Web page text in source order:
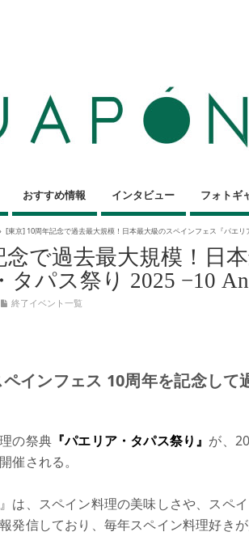
おすすめ情報 インタビュー フォトギ
[東京] 10周年記念で過去最大規模！日本最大級のスペインフェス『パエ
念で過去最大規模！日
パス祭り 2025 −10
終了イベント一覧
インフェス 10周年を記念して
の祭典 『パエリア・タパス祭り』 が、
催される。
は、スペイン料理の美味しさや、スペ
発信しており、毎年スペイン料理好き